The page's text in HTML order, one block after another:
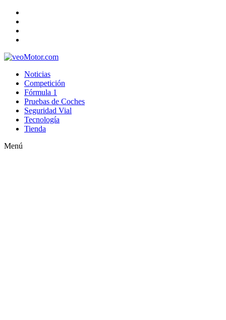
Noticias
Competición
Fórmula 1
Pruebas de Coches
Seguridad Vial
Tecnología
Tienda
Menú